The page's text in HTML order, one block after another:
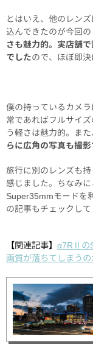
とはいえ、他のレン
込んできたのが今回の
さも魅力的。実店舗
でしたので、ほぼ即決
僕の持っているカメラ
常であればフルサイ
う軽さは魅力的。また
らに広角の写真も撮
旅行に別のレンズも
感じました。ちなみ
Super35mmモードを
の記事もチェックして
【関連記事】 α7RⅡの
画質が落ちてしまう